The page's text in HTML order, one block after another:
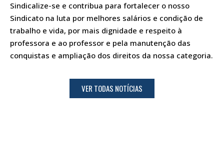
Sindicalize-se e contribua para fortalecer o nosso
Sindicato na luta por melhores salários e condição de
trabalho e vida, por mais dignidade e respeito à
professora e ao professor e pela manutenção das
conquistas e ampliação dos direitos da nossa categoria.
VER TODAS NOTÍCIAS